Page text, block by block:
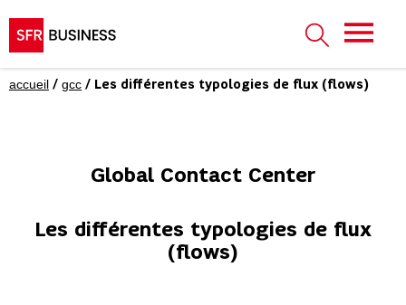
accueil / gcc / Les différentes typologies de flux (flows)
Global Contact Center
Les différentes typologies de flux
(flows)